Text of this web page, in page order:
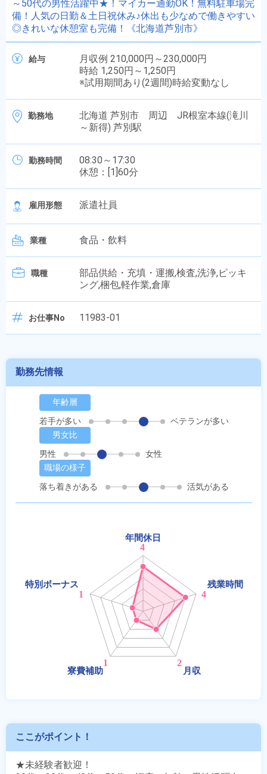
～50代の男性活躍中★！マイカー通勤OK！無料駐車場完
備！人気の日勤＆土日祝休み♪休出も少なめで働きやすい
◎きれいな休憩室も完備！《北海道芦別市》
給与
月収例 210,000円～230,000円
時給 1,250円～1,250円
※試用期間あり(2週間)時給変動なし
勤務地
北海道 芦別市 周辺 JR根室本線(滝川
～新得) 芦別駅
勤務時間
08:30～17:30
休憩：[1]60分
雇用形態 派遣社員
業種 食品・飲料
職種
部品供給・充填・運搬,検査,洗浄,ピッキ
ング,梱包,軽作業,倉庫
お仕事No 11983-01
勤務先情報
年齢層
若手が多い
ベテランが多い
男女比
男性
女性
職場の様子
落ち着きがある
活気がある
ここがポイント！
★未経験者歓迎！